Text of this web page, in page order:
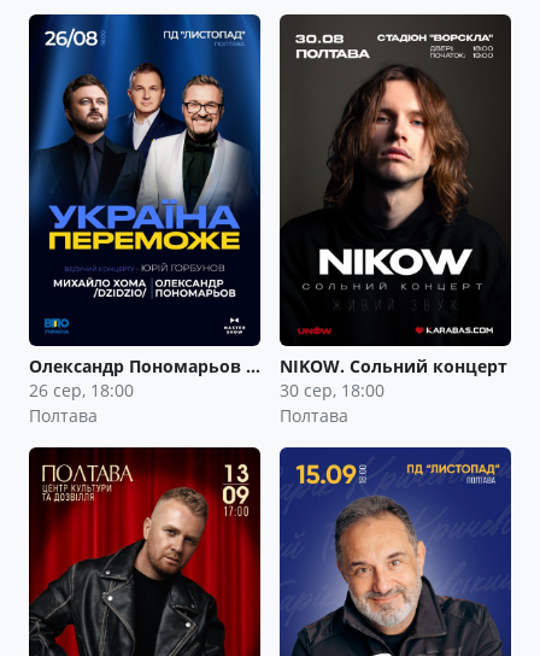
Олександр Пономарьов …
26 сер, 18:00
Полтава
NIKOW. Сольний концерт
30 сер, 18:00
Полтава